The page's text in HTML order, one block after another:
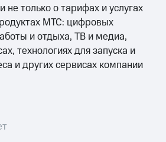
не только о тарифах и услугах
МТС: цифровых
и отдыха, ТВ и медиа,
технологиях для запуска и
и других сервисах компании